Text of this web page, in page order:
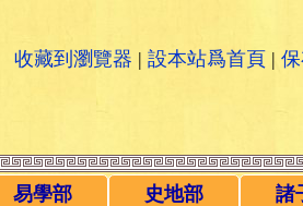
收藏到瀏覽器 | 設本站爲首頁 |
易學部 史地部 諸